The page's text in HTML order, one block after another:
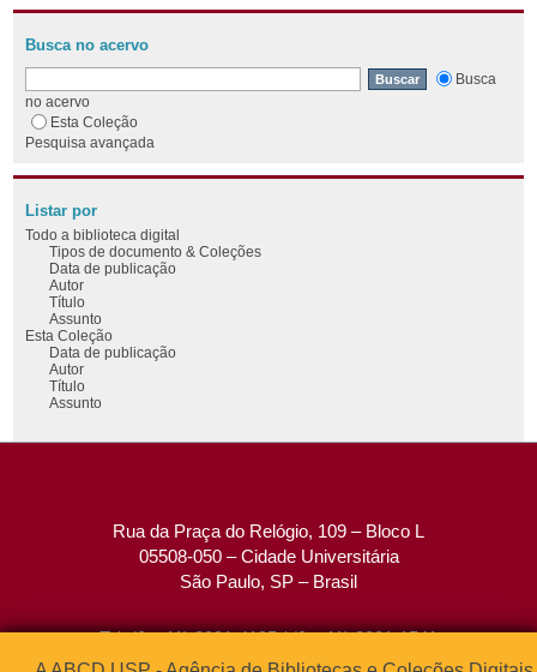
Busca no acervo
Busca
no acervo
Esta Coleção
Pesquisa avançada
Listar por
Todo a biblioteca digital
Tipos de documento & Coleções
Data de publicação
Autor
Título
Assunto
Esta Coleção
Data de publicação
Autor
Título
Assunto
Rua da Praça do Relógio, 109 – Bloco L
05508-050 – Cidade Universitária
São Paulo, SP – Brasil
Tel: (0xx11) 3091-4195 / (0xx11) 3091-1541
Fax: (0xx11) 3091-1567